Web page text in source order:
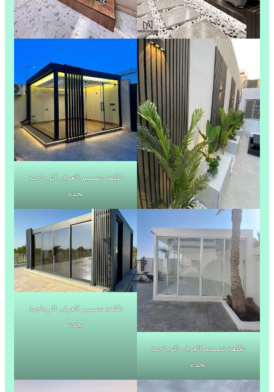
تكلفة تصميم الغرف الزجاجية
بجدة
تكلفة تصميم الغرف الزجاجية
بجدة
تكلفة تصميم الغرف الزجاجية
بجدة